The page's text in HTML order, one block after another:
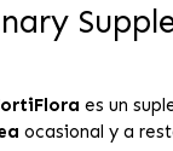
es un
ocasional y a